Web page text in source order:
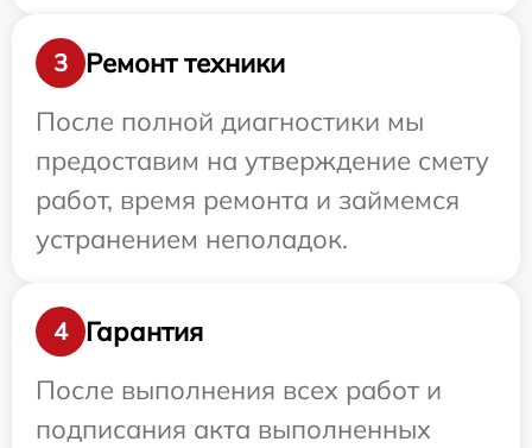
3
Ремонт техники
После полной диагностики мы
предоставим на утверждение смету
работ, время ремонта и займемся
устранением неполадок.
4
Гарантия
После выполнения всех работ и
подписания акта выполненных